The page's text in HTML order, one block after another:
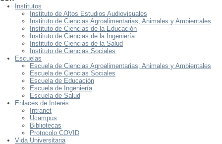
Institutos
Instituto de Altos Estudios Audiovisuales
Instituto de Ciencias Agroalimentarias, Animales y Ambientales
Instituto de Ciencias de la Educación
Instituto de Ciencias de la Ingeniería
Instituto de Ciencias de la Salud
Instituto de Ciencias Sociales
Escuelas
Escuela de Ciencias Agroalimentarias, Animales y Ambientales
Escuela de Ciencias Sociales
Escuela de Educación
Escuela de Ingeniería
Escuela de Salud
Enlaces de Interés
Intranet
Ucampus
Bibliotecas
Protocolo COVID
Vida Universitaria